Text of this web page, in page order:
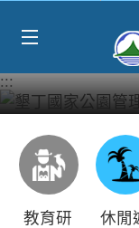
:::
教育研
休閒